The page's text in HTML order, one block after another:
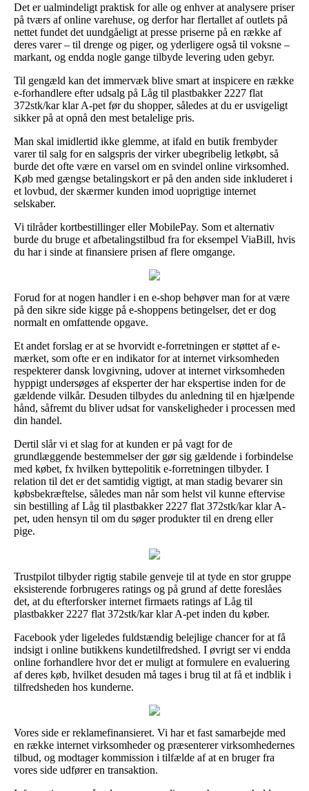
Det er ualmindeligt praktisk for alle og enhver at analysere priser
på tværs af online varehuse, og derfor har flertallet af outlets på
nettet fundet det uundgåeligt at presse priserne på en række af
deres varer – til drenge og piger, og yderligere også til voksne –
markant, og endda nogle gange tilbyde levering uden gebyr.
Til gengæld kan det immervæk blive smart at inspicere en række
e-forhandlere efter udsalg på Låg til plastbakker 2227 flat
372stk/kar klar A-pet før du shopper, således at du er usvigeligt
sikker på at opnå den mest betalelige pris.
Man skal imidlertid ikke glemme, at ifald en butik frembyder
varer til salg for en salgspris der virker ubegribelig letkøbt, så
burde det ofte være en varsel om en svindel online virksomhed.
Køb med gængse betalingskort er på den anden side inkluderet i
et lovbud, der skærmer kunden imod uoprigtige internet
selskaber.
Vi tilråder kortbestillinger eller MobilePay. Som et alternativ
burde du bruge et afbetalingstilbud fra for eksempel ViaBill, hvis
du har i sinde at finansiere prisen af flere omgange.
Forud for at nogen handler i en e-shop behøver man for at være
på den sikre side kigge på e-shoppens betingelser, det er dog
normalt en omfattende opgave.
Et andet forslag er at se hvorvidt e-forretningen er støttet af e-
mærket, som ofte er en indikator for at internet virksomheden
respekterer dansk lovgivning, udover at internet virksomheden
hyppigt undersøges af eksperter der har ekspertise inden for de
gældende vilkår. Desuden tilbydes du anledning til en hjælpende
hånd, såfremt du bliver udsat for vanskeligheder i processen med
din handel.
Dertil slår vi et slag for at kunden er på vagt for de
grundlæggende bestemmelser der gør sig gældende i forbindelse
med købet, fx hvilken byttepolitik e-forretningen tilbyder. I
relation til det er det samtidig vigtigt, at man stadig bevarer sin
købsbekræftelse, således man når som helst vil kunne eftervise
sin bestilling af Låg til plastbakker 2227 flat 372stk/kar klar A-
pet, uden hensyn til om du søger produkter til en dreng eller
pige.
Trustpilot tilbyder rigtig stabile genveje til at tyde en stor gruppe
eksisterende forbrugeres ratings og på grund af dette foreslåes
det, at du efterforsker internet firmaets ratings af Låg til
plastbakker 2227 flat 372stk/kar klar A-pet inden du køber.
Facebook yder ligeledes fuldstændig belejlige chancer for at få
indsigt i online butikkens kundetilfredshed. I øvrigt ser vi endda
online forhandlere hvor det er muligt at formulere en evaluering
af deres køb, hvilket desuden må tages i brug til at få et indblik i
tilfredsheden hos kunderne.
Vores side er reklamefinansieret. Vi har et fast samarbejde med
en række internet virksomheder og præsenterer virksomhedernes
tilbud, og modtager kommission i tilfælde af at en bruger fra
vores side udfører en transaktion.